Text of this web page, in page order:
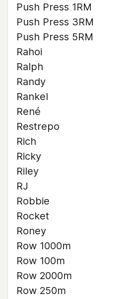
Push Press 1RM
Push Press 3RM
Push Press 5RM
Rahoi
Ralph
Randy
Rankel
René
Restrepo
Rich
Ricky
Riley
RJ
Robbie
Rocket
Roney
Row 1000m
Row 100m
Row 2000m
Row 250m